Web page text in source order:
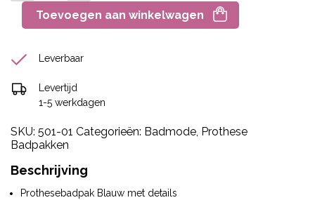
Toevoegen aan winkelwagen
Leverbaar
Levertijd
1-5 werkdagen
SKU: 501-01 Categorieën: Badmode, Prothese
Badpakken
Beschrijving
Prothesebadpak Blauw met details